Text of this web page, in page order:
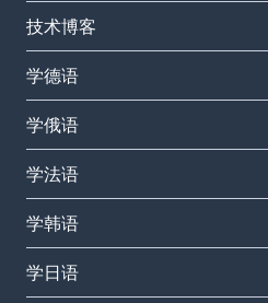
技术博客
学德语
学俄语
学法语
学韩语
学日语